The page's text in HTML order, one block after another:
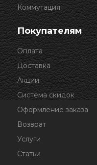
Коммутация
Покупателям
Оплата
Доставка
Акции
Система скидок
Оформление заказа
Возврат
Услуги
Статьи